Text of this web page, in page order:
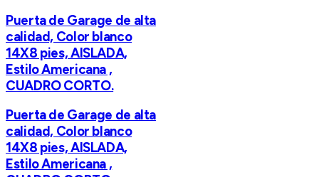
Puerta de Garage de alta
calidad, Color blanco
14X8 pies, AISLADA,
Estilo Americana ,
CUADRO CORTO.
Puerta de Garage de alta
calidad, Color blanco
14X8 pies, AISLADA,
Estilo Americana ,